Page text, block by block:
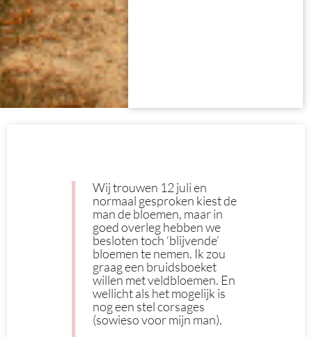
Wij trouwen 12 juli en
normaal gesproken kiest de
man de bloemen, maar in
goed overleg hebben we
besloten toch ‘blijvende’
bloemen te nemen. Ik zou
graag een bruidsboeket
willen met veldbloemen. En
wellicht als het mogelijk is
nog een stel corsages
(sowieso voor mijn man).